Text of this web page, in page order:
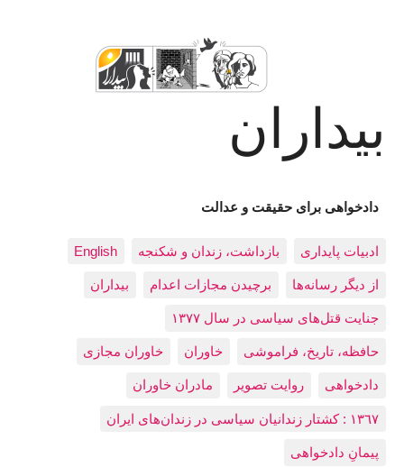
بیداران
دادخواهی برای حقیقت و عدالت
ادبيات پايداری بازداشت، زندان و شکنجه English
از دیگر رسانه‌ها برچیدن مجازات اعدام بيداران
جنایت قتل‌های سیاسی در سال ۱۳۷۷
حافظه، تاريخ، فراموشی خاوران خاوران مجازی
دادخواهی روایت تصویر مادران خاوران
١٣٦٧ : کشتار زندانيان سياسی در زندان‌های ایران
پیمانِ دادخواهی